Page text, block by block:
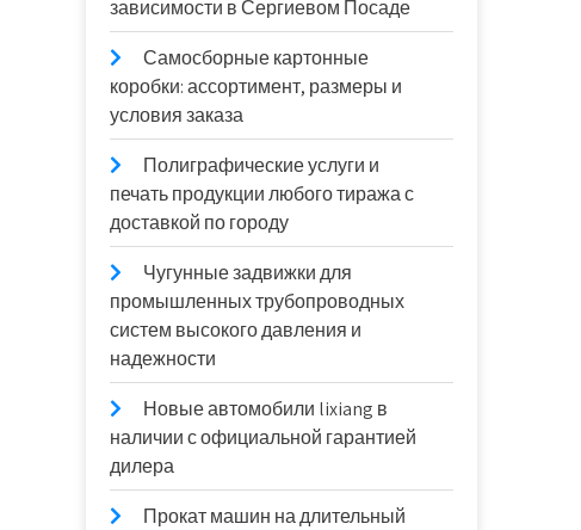
зависимости в Сергиевом Посаде
Самосборные картонные
коробки: ассортимент, размеры и
условия заказа
Полиграфические услуги и
печать продукции любого тиража с
доставкой по городу
Чугунные задвижки для
промышленных трубопроводных
систем высокого давления и
надежности
Новые автомобили lixiang в
наличии с официальной гарантией
дилера
Прокат машин на длительный